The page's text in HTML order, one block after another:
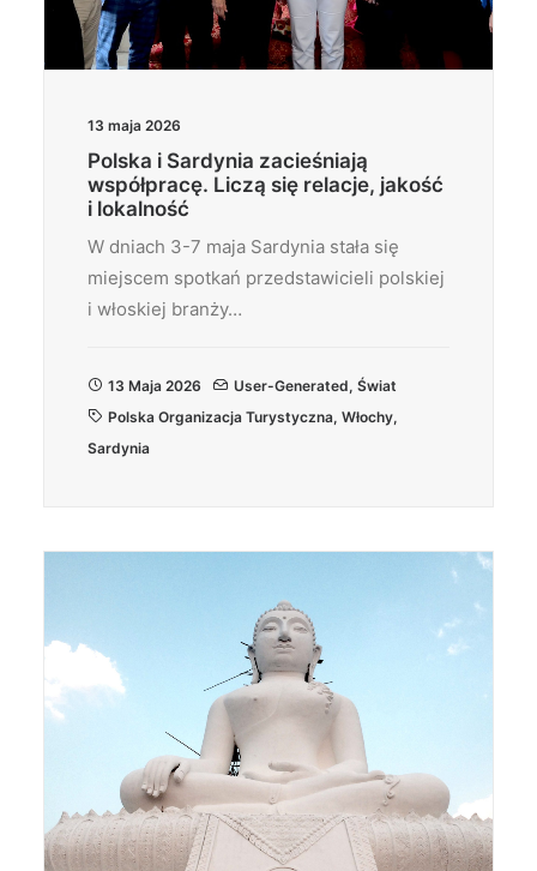
13 maja 2026
Polska i Sardynia zacieśniają
współpracę. Liczą się relacje, jakość
i lokalność
W dniach 3-7 maja Sardynia stała się
miejscem spotkań przedstawicieli polskiej
i włoskiej branży…
13 Maja 2026 User-Generated, Świat
Polska Organizacja Turystyczna, Włochy,
Sardynia